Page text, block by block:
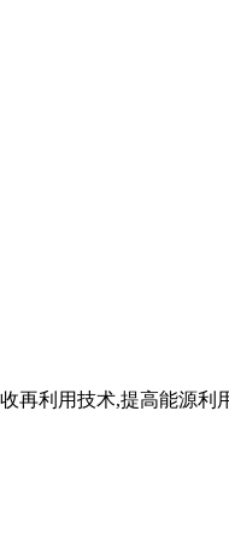
再利用技术,提高能源利